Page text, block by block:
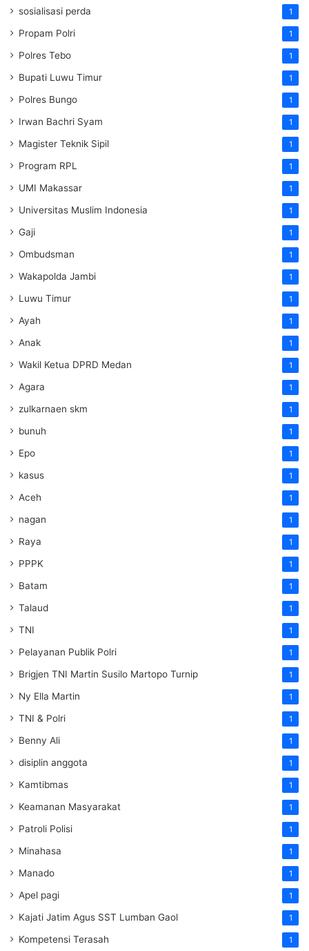
sosialisasi perda 1
Propam Polri 1
Polres Tebo 1
Bupati Luwu Timur 1
Polres Bungo 1
Irwan Bachri Syam 1
Magister Teknik Sipil 1
Program RPL 1
UMI Makassar 1
Universitas Muslim Indonesia 1
Gaji 1
Ombudsman 1
Wakapolda Jambi 1
Luwu Timur 1
Ayah 1
Anak 1
Wakil Ketua DPRD Medan 1
Agara 1
zulkarnaen skm 1
bunuh 1
Epo 1
kasus 1
Aceh 1
nagan 1
Raya 1
PPPK 1
Batam 1
Talaud 1
TNI 1
Pelayanan Publik Polri 1
Brigjen TNI Martin Susilo Martopo Turnip 1
Ny Ella Martin 1
TNI & Polri 1
Benny Ali 1
disiplin anggota 1
Kamtibmas 1
Keamanan Masyarakat 1
Patroli Polisi 1
Minahasa 1
Manado 1
Apel pagi 1
Kajati Jatim Agus SST Lumban Gaol 1
Kompetensi Terasah 1